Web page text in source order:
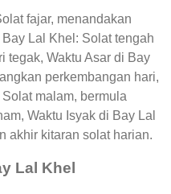
fajar, menandakan
Lal Khel: Solat tengah
tegak, Waktu Asar di Bay
perkembangan hari,
malam, bermula
Waktu Isyak di Bay Lal
akhir kitaran solat harian.
Lal Khel